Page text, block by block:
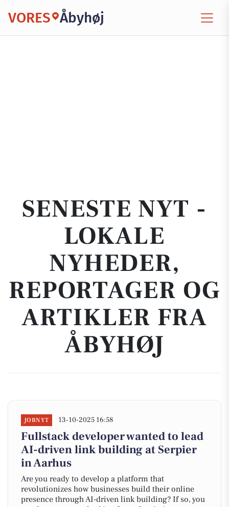
VORES Åbyhøj
SENESTE NYT -
LOKALE
NYHEDER,
REPORTAGER OG
ARTIKLER FRA
ÅBYHØJ
JOBNYT 13-10-2025 16:58
Fullstack developer wanted to lead
AI-driven link building at Serpier
in Aarhus
Are you ready to develop a platform that
revolutionizes how businesses build their online
presence through AI-driven link building? If so, you